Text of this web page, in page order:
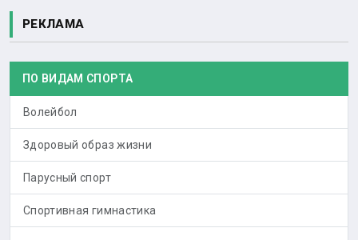
РЕКЛАМА
ПО ВИДАМ СПОРТА
Волейбол
Здоровый образ жизни
Парусный спорт
Спортивная гимнастика